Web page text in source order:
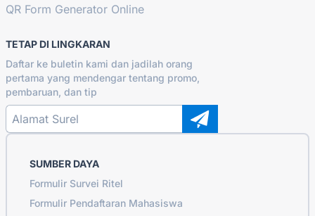
QR Form Generator Online
TETAP DI LINGKARAN
Daftar ke buletin kami dan jadilah orang
pertama yang mendengar tentang promo,
pembaruan, dan tip
SUMBER DAYA
Formulir Survei Ritel
Formulir Pendaftaran Mahasiswa